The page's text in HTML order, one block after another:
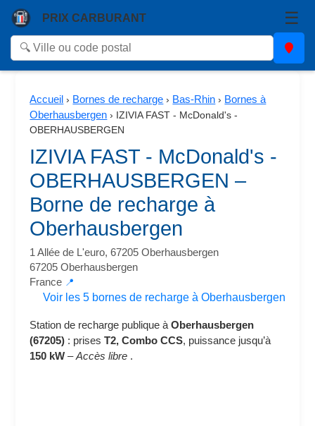
PRIX CARBURANT ☰
Accueil › Bornes de recharge › Bas-Rhin › Bornes à
Oberhausbergen › IZIVIA FAST - McDonald's -
OBERHAUSBERGEN
IZIVIA FAST - McDonald's -
OBERHAUSBERGEN –
Borne de recharge à
Oberhausbergen
1 Allée de L'euro, 67205 Oberhausbergen
67205 Oberhausbergen
France 📍
Voir les 5 bornes de recharge à Oberhausbergen
Station de recharge publique àOberhausbergen
(67205) : prisesT2, Combo CCS, puissance jusqu’à
150 kW –Accès libre .